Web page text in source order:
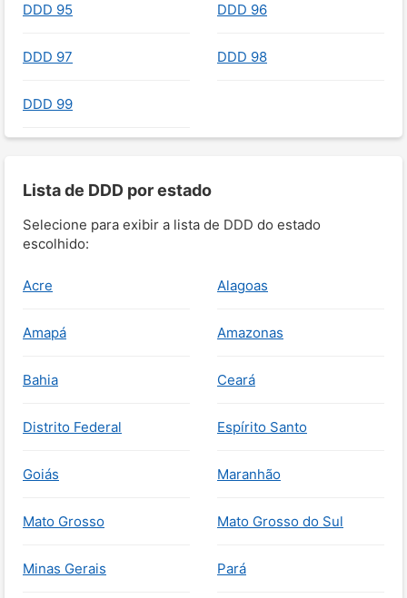
DDD 95 DDD 96
DDD 97 DDD 98
DDD 99
Lista de DDD por estado
Selecione para exibir a lista de DDD do estado
escolhido:
Acre Alagoas
Amapá Amazonas
Bahia Ceará
Distrito Federal Espírito Santo
Goiás Maranhão
Mato Grosso Mato Grosso do Sul
Minas Gerais Pará